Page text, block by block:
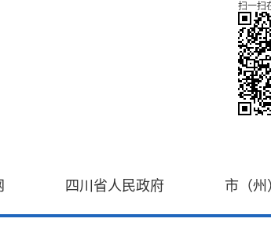
扫一扫
四川省人民政府 市（州